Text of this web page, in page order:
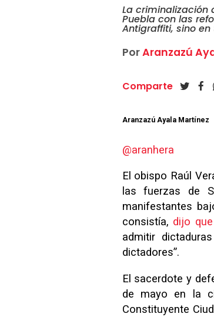
La criminalización
Puebla con las
Antigraffiti, sino
PorAranzazú
Comparte
Aranzazú Ayala Martínez
@aranhera
El obispo Raúl
las fuerzas de
manifestantes
consistía, dijo
admitir
dictadores”.
El sacerdote y
de mayo en la
Constituyente